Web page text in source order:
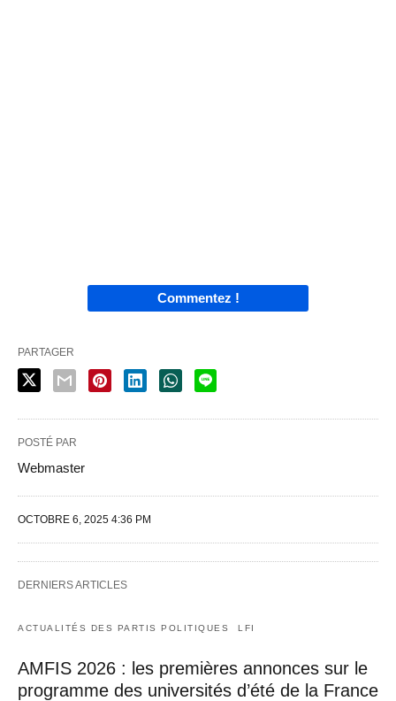
Commentez !
PARTAGER
POSTÉ PAR
Webmaster
OCTOBRE 6, 2025 4:36 PM
DERNIERS ARTICLES
ACTUALITÉS DES PARTIS POLITIQUES LFI
AMFIS 2026 : les premières annonces sur le
programme des universités d’été de la France